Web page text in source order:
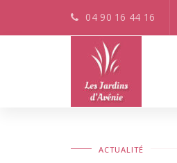
04 90 16 44 16
ACTUALITÉ